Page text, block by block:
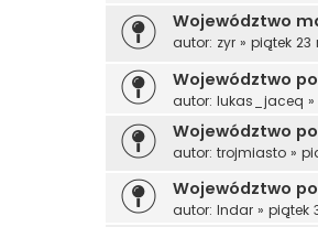
Województwo
autor: zyr » piątek 23
Województwo
autor: lukas_jaceq »
Województwo
autor: trojmiasto »
Województwo
autor: Indar » piątek